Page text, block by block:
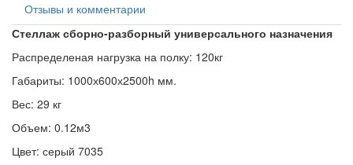
Отзывы и комментарии
Стеллаж сборно-разборный универсального назначения
Распределеная нагрузка на полку: 120кг
Габариты: 1000х600х2500h мм.
Вес: 29 кг
Объем: 0.12м3
Цвет: серый 7035